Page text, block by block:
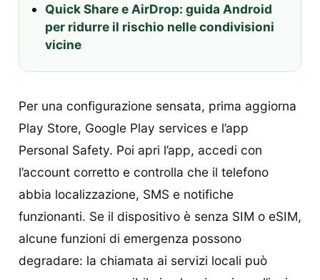
Quick Share e AirDrop: guida Android
per ridurre il rischio nelle condivisioni
vicine
Per una configurazione sensata, prima aggiorna
Play Store, Google Play services e l’app
Personal Safety. Poi apri l’app, accedi con
l’account corretto e controlla che il telefono
abbia localizzazione, SMS e notifiche
funzionanti. Se il dispositivo è senza SIM o eSIM,
alcune funzioni di emergenza possono
degradare: la chiamata ai servizi locali può